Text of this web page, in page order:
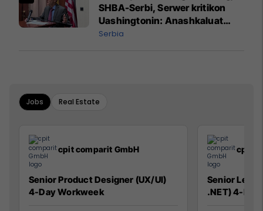
SHBA-Serbi, Serwer kritikon
Uashingtonin: Anashkaluat
Banjskën, sulmin ndaj KFOR-it
Serbia
Jobs Real Estate
cpit comparit GmbH
Senior Product Designer (UX/UI)
4-Day Workweek
cpit
Senior Lead
.NET) 4-